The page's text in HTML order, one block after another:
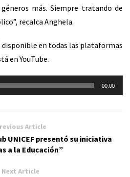
más. Siempre tratando de
recalca Anghela.
disponible en todas las plataformas
en YouTube.
00:00
Article
UNICEF presentó su iniciativa
a la Educación”
Next Article